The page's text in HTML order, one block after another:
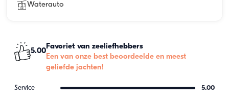
Waterauto
5.00
Favoriet van zeeliefhebbers
Een van onze best beoordeelde en meest
geliefde jachten!
Service 5.00